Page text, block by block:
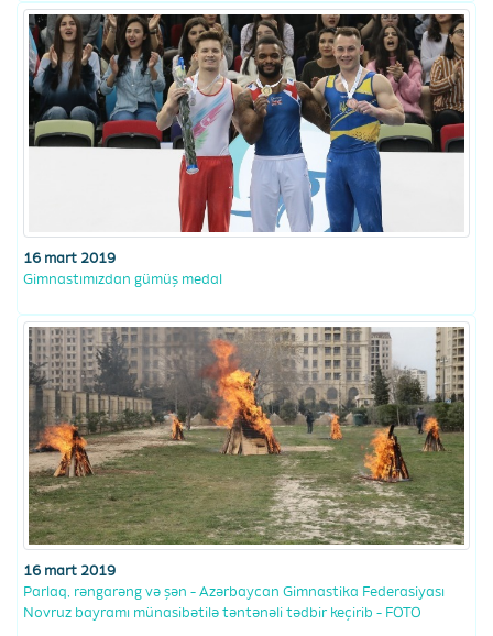
16 mart 2019
Gimnastımızdan gümüş medal
16 mart 2019
Parlaq, rəngarəng və şən - Azərbaycan Gimnastika Federasiyası
Novruz bayramı münasibətilə təntənəli tədbir keçirib - FOTO